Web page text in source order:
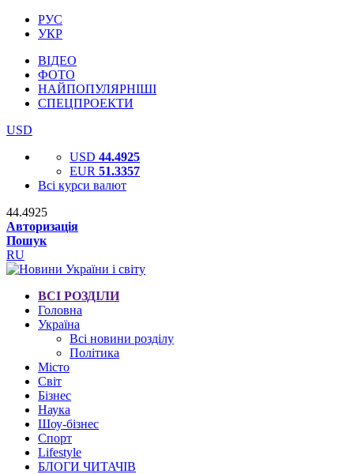
РУС
УКР
ВІДЕО
ФОТО
НАЙПОПУЛЯРНІШІ
СПЕЦПРОЕКТИ
USD
USD 44.4925
EUR 51.3357
Всі курси валют
44.4925
Авторизація
Пошук
RU
ВСІ РОЗДІЛИ
Головна
Україна
Всі новини розділу
Політика
Місто
Світ
Бізнес
Наука
Шоу-бізнес
Спорт
Lifestyle
БЛОГИ ЧИТАЧІВ